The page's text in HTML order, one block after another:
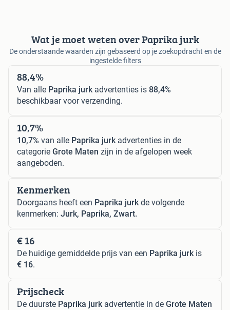
Wat je moet weten over Paprika jurk
De onderstaande waarden zijn gebaseerd op je zoekopdracht en de
ingestelde filters
88,4%
Van alle Paprika jurkadvertenties is 88,4%
beschikbaar voor verzending.
10,7%
10,7% van alle Paprika jurkadvertenties in de
categorie Grote Maten zijn in de afgelopen week
aangeboden.
Kenmerken
Doorgaans heeft een Paprika jurkde volgende
kenmerken: Jurk, Paprika, Zwart.
€ 16
De huidige gemiddelde prijs van een Paprika jurkis
€ 16.
Prijscheck
De duurste Paprika jurkadvertentie in de Grote Maten